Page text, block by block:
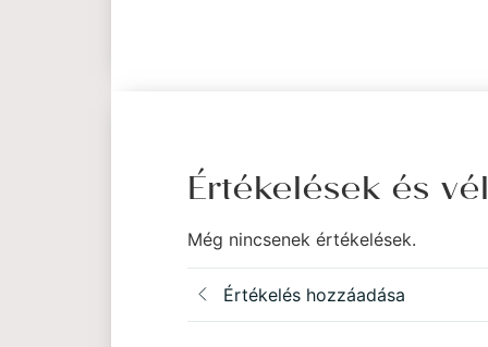
Értékelések és
Még nincsenek értékelések.
Értékelés hozzáadása